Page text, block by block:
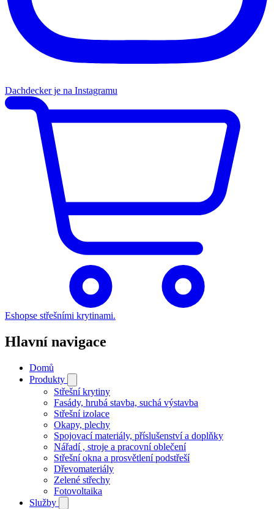
Dachdecker je na Instagramu
Eshopse střešními krytinami.
Hlavní navigace
Domů
Produkty
Střešní krytiny
Fasády, hrubá stavba, suchá výstavba
Střešní izolace
Okapy, plechy
Spojovací materiály, příslušenství a doplňky
Nářadí , stroje a pracovní oblečení
Střešní okna a prosvětlení podstřeší
Dřevomateriály
Zelené střechy
Fotovoltaika
Služby